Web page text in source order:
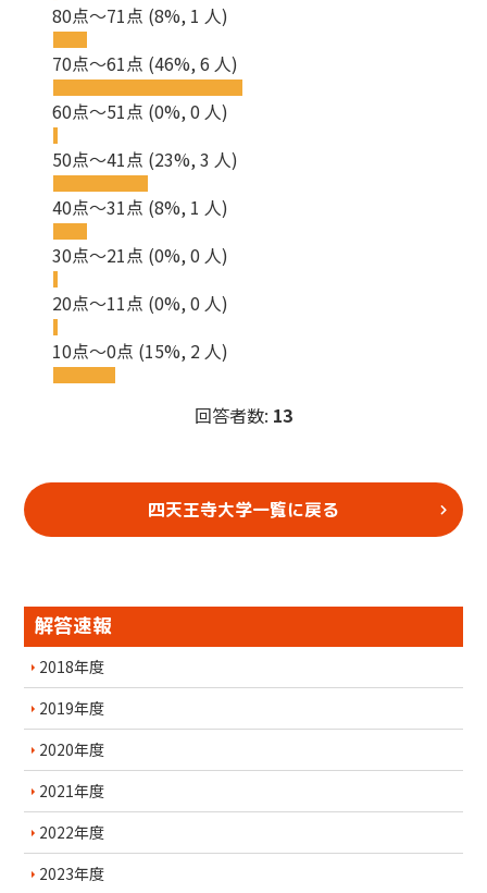
80点～71点 (8%, 1 人)
70点～61点 (46%, 6 人)
60点～51点 (0%, 0 人)
50点～41点 (23%, 3 人)
40点～31点 (8%, 1 人)
30点～21点 (0%, 0 人)
20点～11点 (0%, 0 人)
10点～0点 (15%, 2 人)
回答者数: 13
四天王寺大学一覧に戻る
解答速報
2018年度
2019年度
2020年度
2021年度
2022年度
2023年度